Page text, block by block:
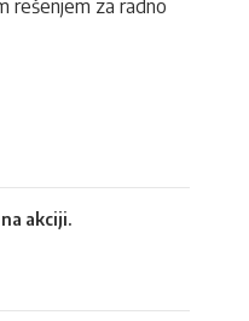
rešenjem za radno
akciji.